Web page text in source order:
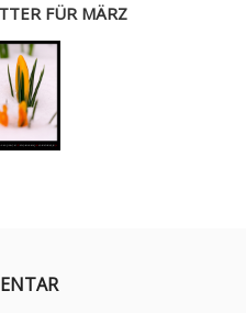
FÜR MÄRZ